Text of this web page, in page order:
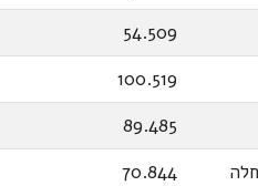
54.509
100.519
89.485
70.844